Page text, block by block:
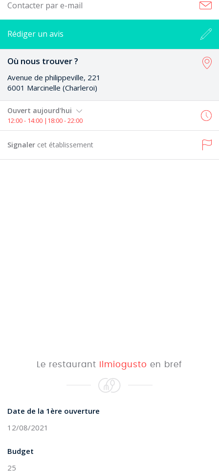
Contacter par e-mail
Rédiger un avis
Où nous trouver ?
Avenue de philippeville, 221
6001 Marcinelle (Charleroi)
Ouvert aujourd'hui
12:00 - 14:00 |18:00 - 22:00
Signaler cet établissement
Le restaurant Ilmiogusto en bref
Date de la 1ère ouverture
12/08/2021
Budget
25